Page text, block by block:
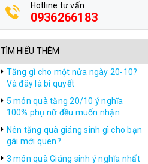
Hotline tư vấn
0936266183
TÌM HIỂU THÊM
Tặng gì cho một nửa ngày 20-10?
Và đây là bí quyết
5 món quà tặng 20/10 ý nghĩa
100% phụ nữ đều muốn nhận
Nên tặng quà giáng sinh gì cho bạn
gái mới quen?
3 món quà Giáng sinh ý nghĩa nhất